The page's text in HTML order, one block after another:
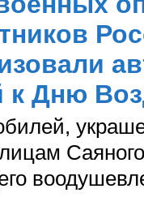
к Дню